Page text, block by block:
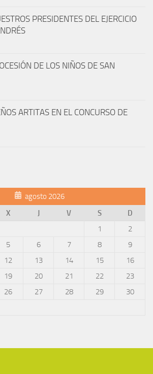
PRESIDENTES DEL EJERCICIO
DE LOS NIÑOS DE SAN
ARTITAS EN EL CONCURSO DE
agosto 2026
X J V S
D
1
2
5 6 7 8
9
12 13 14 15
16
19 20 21 22
23
26 27 28 29
30